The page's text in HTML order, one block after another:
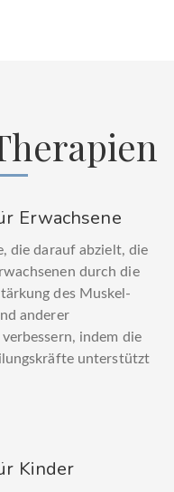
Erwachsene
die darauf abzielt, die
durch die
des Muskel-
anderer
indem die
unterstützt
Kinder